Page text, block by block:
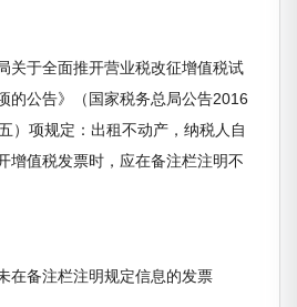
于全面推开营业税改征增值税试
的公告》（国家税务总局公告2016
）项规定：出租不动产，纳税人自
增值税发票时，应在备注栏注明不
在备注栏注明规定信息的发票